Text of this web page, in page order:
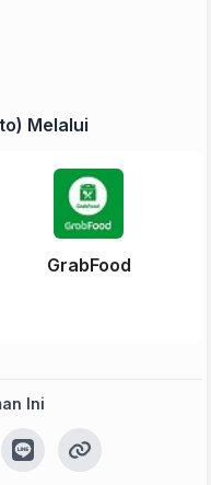
Melalui
GrabFood
Ini